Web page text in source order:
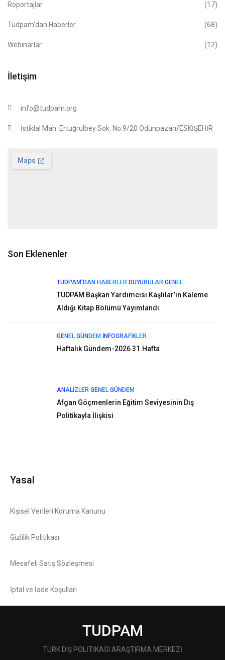
Röportajlar (17)
Tudpam'dan Haberler (68)
Webinarlar (12)
İletişim
info@tudpam.org
İstiklal Mah. Ertuğrulbey Sok. No:9/20 Odunpazarı/ESKİŞEHİR
Son Eklenenler
TUDPAM'DAN HABERLER DUYURULAR GENEL
TUDPAM Başkan Yardımcısı Kaşlılar’ın Kaleme
Aldığı Kitap Bölümü Yayımlandı
GENEL GÜNDEM İNFOGRAFIKLER
Haftalık Gündem-2026 31.Hafta
ANALIZLER GENEL GÜNDEM
Afgan Göçmenlerin Eğitim Seviyesinin Dış
Politikayla İlişkisi
Yasal
Kişisel Verileri Koruma Kanunu
Gizlilik Politikası
Mesafeli Satış Sözleşmesi
İptal ve İade Koşulları
TUDPAM
TÜRK DIŞ POLİTİKASI ARAŞTIRMA MERKEZİ